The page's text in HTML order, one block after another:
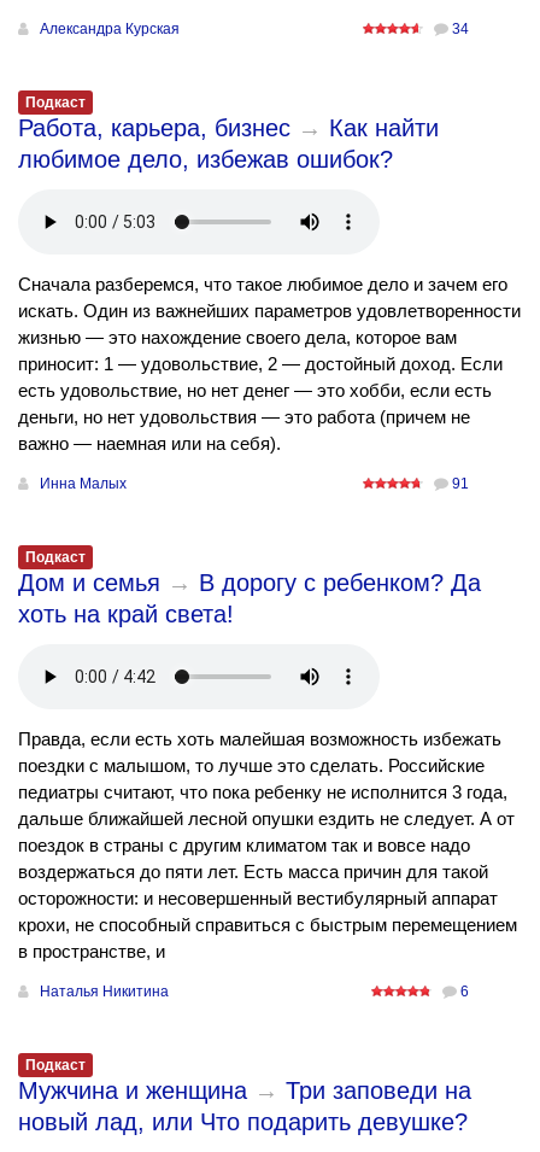
Александра Курская 34
Подкаст
Работа, карьера, бизнес → Как найти
любимое дело, избежав ошибок?
Сначала разберемся, что такое любимое дело и зачем его
искать. Один из важнейших параметров удовлетворенности
жизнью — это нахождение своего дела, которое вам
приносит: 1 — удовольствие, 2 — достойный доход. Если
есть удовольствие, но нет денег — это хобби, если есть
деньги, но нет удовольствия — это работа (причем не
важно — наемная или на себя).
Инна Малых 91
Подкаст
Дом и семья → В дорогу с ребенком? Да
хоть на край света!
Правда, если есть хоть малейшая возможность избежать
поездки с малышом, то лучше это сделать. Российские
педиатры считают, что пока ребенку не исполнится 3 года,
дальше ближайшей лесной опушки ездить не следует. А от
поездок в страны с другим климатом так и вовсе надо
воздержаться до пяти лет. Есть масса причин для такой
осторожности: и несовершенный вестибулярный аппарат
крохи, не способный справиться с быстрым перемещением
в пространстве, и
Наталья Никитина 6
Подкаст
Мужчина и женщина → Три заповеди на
новый лад, или Что подарить девушке?